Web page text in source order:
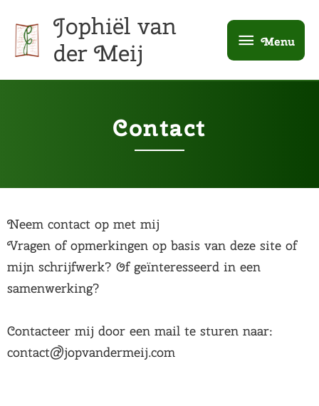
naar
Jophiël van
der Meij
Menu
Menu
Contact
Neem contact op met mij
Vragen of opmerkingen op basis van deze site of
mijn schrijfwerk? Of geïnteresseerd in een
samenwerking?
Contacteer mij door een mail te sturen naar:
contact@jopvandermeij.com